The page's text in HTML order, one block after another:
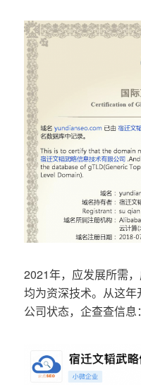
2021年，应发展所需
均为资深技术。从这
公司状态，企查查信息：